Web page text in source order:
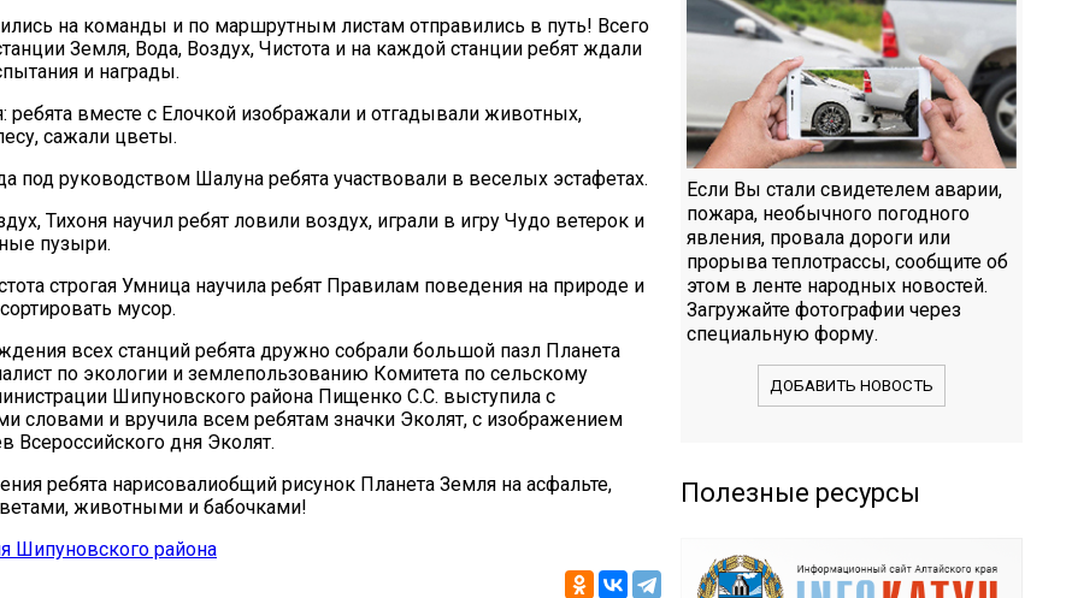
на команды и по маршрутным листам отправились в путь! Всего
Земля, Вода, Воздух, Чистота и на каждой станции ребят ждали
и награды.
ребята вместе с Елочкой изображали и отгадывали животных,
сажали цветы.
под руководством Шалуна ребята участвовали в веселых эстафетах.
Тихоня научил ребят ловили воздух, играли в игру Чудо ветерок и
пузыри.
строгая Умница научила ребят Правилам поведения на природе и
мусор.
всех станций ребята дружно собрали большой пазл Планета
по экологии и землепользованию Комитета по сельскому
Шипуновского района Пищенко С.С. выступила с
словами и вручила всем ребятам значки Эколят, с изображением
Всероссийского дня Эколят.
ребята нарисовалиобщий рисунок Планета Земля на асфальте,
животными и бабочками!
Шипуновского района
Если Вы стали свидетелем аварии,
пожара, необычного погодного
явления, провала дороги или
прорыва теплотрассы, сообщите об
этом в ленте народных новостей.
Загружайте фотографии через
специальную форму.
ДОБАВИТЬ НОВОСТЬ
Полезные ресурсы